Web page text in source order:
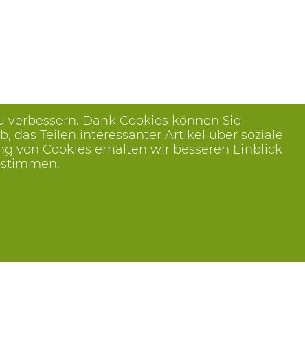
Dank Cookies können Sie
das Teilen interessanter Artikel über soziale
von Cookies erhalten wir besseren Einblick